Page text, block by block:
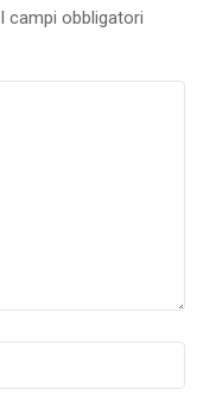
I campi obbligatori